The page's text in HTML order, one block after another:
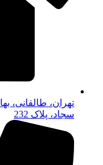
تهران، طالقانی،
سجاد، پلاک 232